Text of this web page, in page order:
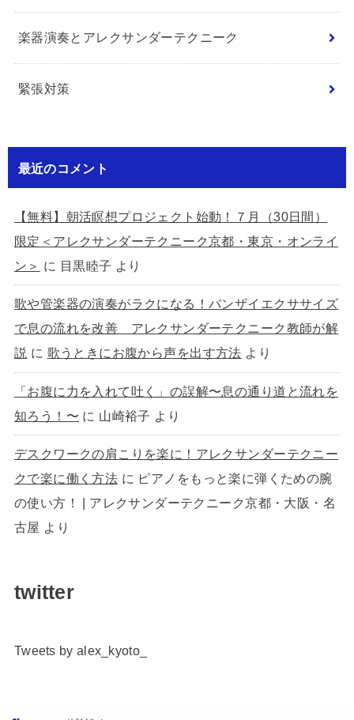
楽器演奏とアレクサンダーテクニーク
緊張対策
最近のコメント
【無料】朝活瞑想プロジェクト始動！７月（30日間）
限定＜アレクサンダーテクニーク京都・東京・オンライ
ン＞ に 目黒睦子 より
歌や管楽器の演奏がラクになる！バンザイエクササイズ
で息の流れを改善 アレクサンダーテクニーク教師が解
説 に 歌うときにお腹から声を出す方法 より
「お腹に力を入れて吐く」の誤解〜息の通り道と流れを
知ろう！〜 に 山崎裕子 より
デスクワークの肩こりを楽に！アレクサンダーテクニー
クで楽に働く方法 に ピアノをもっと楽に弾くための腕
の使い方！ | アレクサンダーテクニーク京都・大阪・名
古屋 より
twitter
Tweets by alex_kyoto_